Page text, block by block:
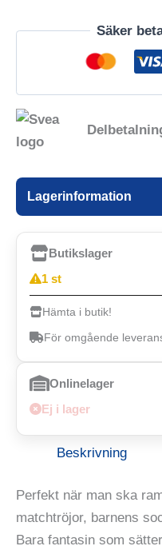
Säker
Lagerinformation
Butikslager
1 st
Hämta i butik!
För omgående
Onlinelager
Ej i lager
Beskrivning
Perfekt när man ska
matchtröjor, barnens
Bara fantasin som